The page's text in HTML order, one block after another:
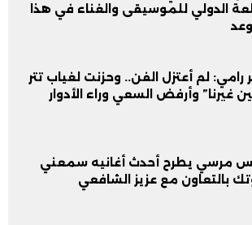
الدولي للموسيقى والغناء في هذا
رامي: لم أعتزل الفن.. وحزنت لغياب تتر
غيرنا” وأرفض السعي وراء الأدوار
مرسي يطرح أحدث أغانيه سمعني
بالتعاون مع عزيز الشافعي